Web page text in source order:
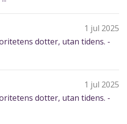
1 jul 2025
dotter, utan tidens. -
1 jul 2025
dotter, utan tidens. -